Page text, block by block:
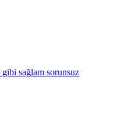
sağlam sorunsuz